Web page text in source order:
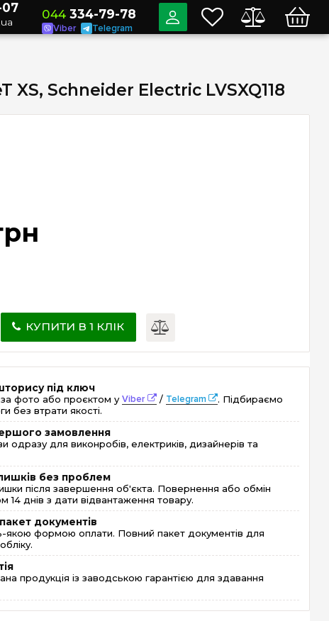
XS, Schneider Electric LVSXQ118
КУПИТИ В 1 КЛІК
під ключ
фото або проєктом уViber / Telegram
. Підбираємо
без втрати якості.
замовлення
одразу для виконробів, електриків, дизайнерів та
без проблем
після завершення об'єкта. Повернення або обмін
14 днів з дати відвантаження товару.
документів
формою оплати. Повний пакет документів для
продукція із заводською гарантією для здавання
044 334-79-78
Viber Telegram